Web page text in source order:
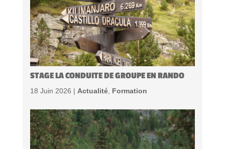
STAGE LA CONDUITE DE GROUPE EN RANDO
18 Juin 2026 | Actualité, Formation